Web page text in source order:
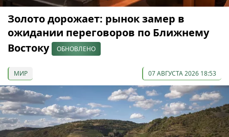
Золото дорожает: рынок замер в
ожидании переговоров по Ближнему
Востоку
ОБНОВЛЕНО
МИР 07 АВГУСТА 2026 18:53